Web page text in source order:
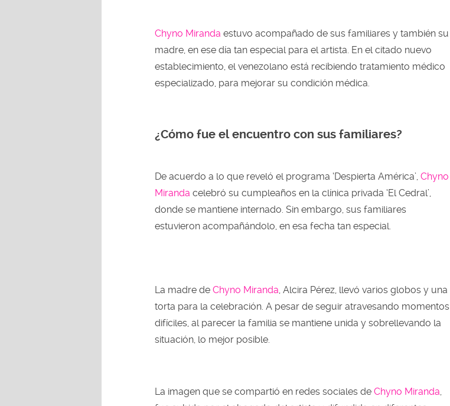
Chyno Miranda estuvo acompañado de sus familiares y también su
madre, en ese día tan especial para el artista. En el citado nuevo
establecimiento, el venezolano está recibiendo tratamiento médico
especializado, para mejorar su condición médica.
¿Cómo fue el encuentro con sus familiares?
De acuerdo a lo que reveló el programa ‘Despierta América’, Chyno
Miranda celebró su cumpleaños en la clínica privada ‘El Cedral’,
donde se mantiene internado. Sin embargo, sus familiares
estuvieron acompañándolo, en esa fecha tan especial.
La madre de Chyno Miranda , Alcira Pérez, llevó varios globos y una
torta para la celebración. A pesar de seguir atravesando momentos
difíciles, al parecer la familia se mantiene unida y sobrellevando la
situación, lo mejor posible.
La imagen que se compartió en redes sociales de Chyno Miranda